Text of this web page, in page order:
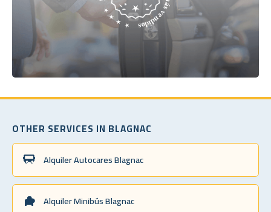
OTHER SERVICES IN BLAGNAC
Alquiler Autocares Blagnac
Alquiler Minibús Blagnac